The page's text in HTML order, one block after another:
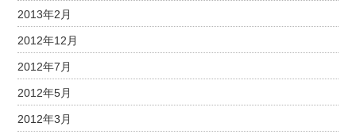
2013年2月
2012年12月
2012年7月
2012年5月
2012年3月